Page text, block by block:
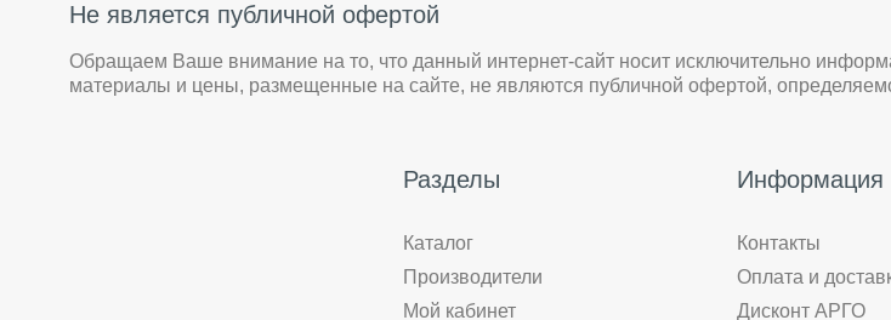
Не является публичной офертой
Обращаем Ваше внимание на то, что данный интернет-сайт носит исключительно
материалы и цены, размещенные на сайте, не являются публичной офертой,
Разделы
Каталог
Производители
Мой кабинет
Информация
Контакты
Оплата и
Дисконт АРГО